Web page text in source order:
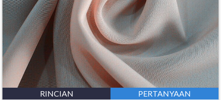
RINCIAN PERTANYAAN